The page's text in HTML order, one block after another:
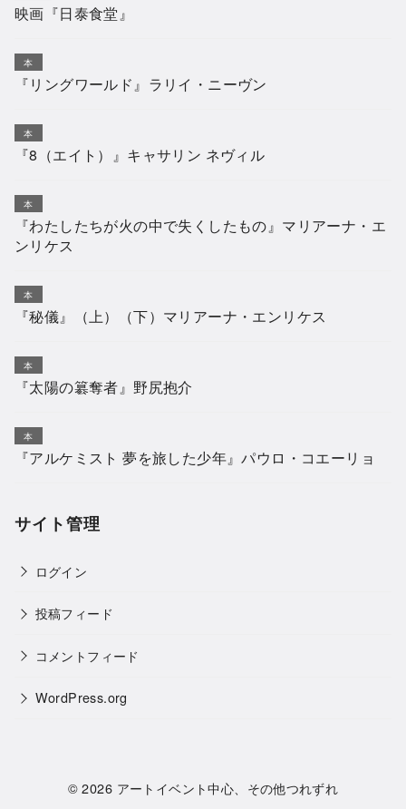
映画『日泰食堂』
本
『リングワールド』ラリイ・ニーヴン
本
『8（エイト）』キャサリン ネヴィル
本
『わたしたちが火の中で失くしたもの』マリアーナ・エ
ンリケス
本
『秘儀』（上）（下）マリアーナ・エンリケス
本
『太陽の簒奪者』野尻抱介
本
『アルケミスト 夢を旅した少年』パウロ・コエーリョ
サイト管理
ログイン
投稿フィード
コメントフィード
WordPress.org
© 2026 アートイベント中心、その他つれずれ